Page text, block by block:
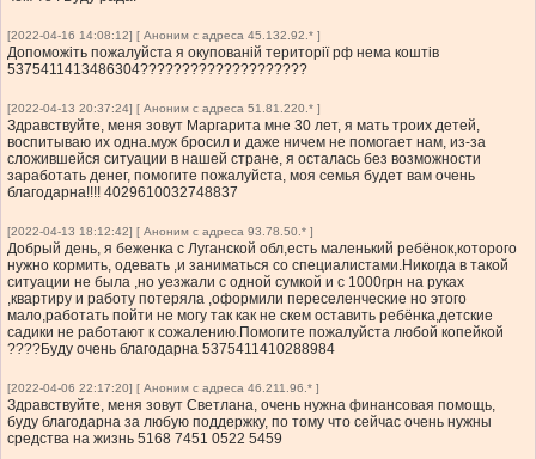
[2022-04-16 14:08:12] [ Аноним с адреса 45.132.92.* ]
Допоможіть пожалуйста я окупованій території рф нема коштів
5375411413486304????????????????????
[2022-04-13 20:37:24] [ Аноним с адреса 51.81.220.* ]
Здравствуйте, меня зовут Маргарита мне 30 лет, я мать троих детей,
воспитываю их одна.муж бросил и даже ничем не помогает нам, из-за
сложившейся ситуации в нашей стране, я осталась без возможности
заработать денег, помогите пожалуйста, моя семья будет вам очень
благодарна!!!! 4029610032748837
[2022-04-13 18:12:42] [ Аноним с адреса 93.78.50.* ]
Добрый день, я беженка с Луганской обл,есть маленький ребёнок,которого
нужно кормить, одевать ,и заниматься со специалистами.Никогда в такой
ситуации не была ,но уезжали с одной сумкой и с 1000грн на руках
,квартиру и работу потеряла ,оформили переселенческие но этого
мало,работать пойти не могу так как не скем оставить ребёнка,детские
садики не работают к сожалению.Помогите пожалуйста любой копейкой
????Буду очень благодарна 5375411410288984
[2022-04-06 22:17:20] [ Аноним с адреса 46.211.96.* ]
Здравствуйте, меня зовут Светлана, очень нужна финансовая помощь,
буду благодарна за любую поддержку, по тому что сейчас очень нужны
средства на жизнь 5168 7451 0522 5459